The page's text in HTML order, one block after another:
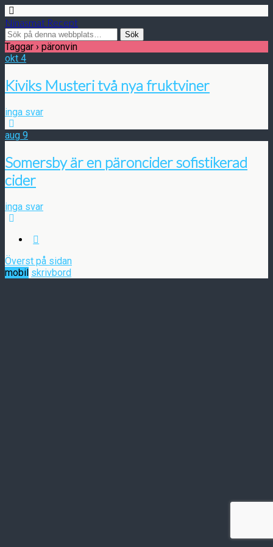
Ninasmat Recept
Taggar › päronvin
okt 4
Kiviks Musteri två nya fruktviner
inga svar
aug 9
Somersby är en päroncider sofistikerad
cider
inga svar
Överst på sidan
mobil skrivbord